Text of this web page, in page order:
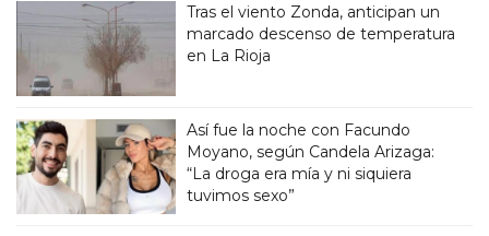
Tras el viento Zonda, anticipan un
marcado descenso de temperatura
en La Rioja
Así fue la noche con Facundo
Moyano, según Candela Arizaga:
“La droga era mía y ni siquiera
tuvimos sexo”